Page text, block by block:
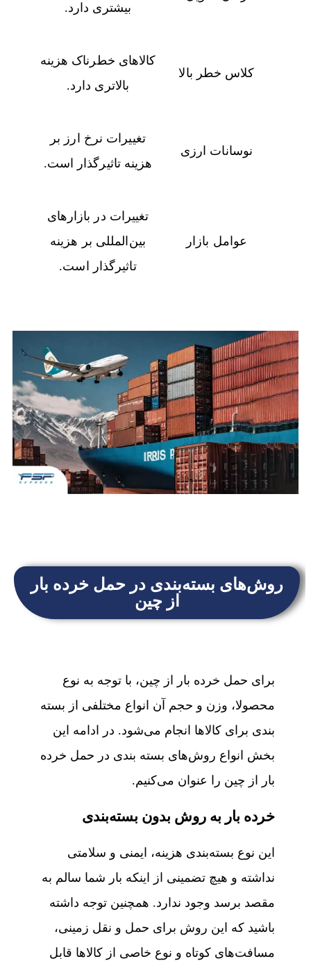
بیشتری دارد.
کلاس خطر بالا
کالاهای خطرناک هزینه
بالاتری دارد.
نوسانات ارزی
تغییرات نرخ ارز بر
هزینه تاثیرگذار است.
عوامل بازار
تغییرات در بازارهای
بین‌المللی بر هزینه
تاثیرگذار است.
روش‌های بسته‌بندی در حمل خرده بار
از چین
برای حمل خرده بار از چین، با توجه به نوع
محصولا، وزن و حجم آن انواع مختلفی از بسته
بندی برای کالاها انجام می‌شود. در ادامه این
بخش انواع روش‌های بسته بندی در حمل خرده
بار از چین را عنوان می‌کنیم.
خرده بار به روش بدون بسته‌بندی
این نوع بسته‌بندی هزینه، ایمنی و سلامتی
نداشته و هیچ تضمینی از اینکه بار شما سالم به
مقصد برسد وجود ندارد. همچنین توجه داشته
باشید که این روش برای حمل و نقل زمینی،
مسافت‌های کوتاه و نوع خاصی از کالاها قابل